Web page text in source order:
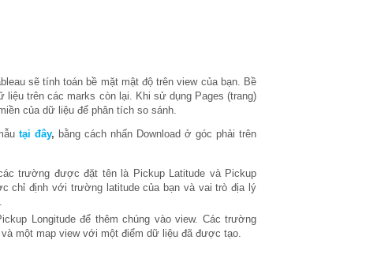
sẽ tính toán bề mặt mật độ trên view của bạn. Bề
liệu trên các marks còn lại. Khi sử dụng Pages (trang)
của dữ liệu để phân tích so sánh.
tại đây, bằng cách nhấn Download ở góc phải trên
trường được đặt tên là Pickup Latitude và Pickup
chỉ định với trường latitude của bạn và vai trò địa lý
Longitude để thêm chúng vào view. Các trường
một map view với một điểm dữ liệu đã được tạo.